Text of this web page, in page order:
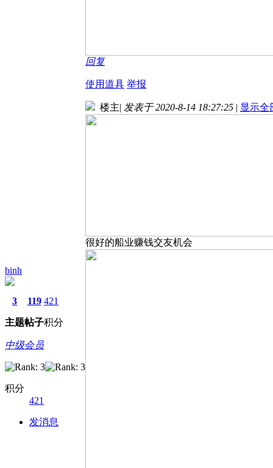
回复
使用道具 举报
binh
3
主题
119
帖子
421
积分
中级会员
积分
421
发消息
楼主| 发表于 2020-8-14 18:27:25 | 显示全
很好的船业赚钱交友机会